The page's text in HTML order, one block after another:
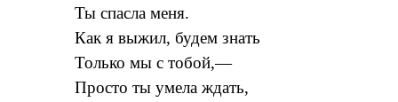
Ты спасла меня.
Как я выжил, будем знать
Только мы с тобой,—
Просто ты умела ждать,